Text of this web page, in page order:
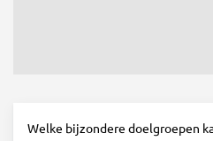
Welke bijzondere doelgroepen